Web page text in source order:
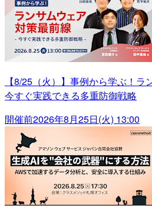
【8/25（火）】事例から学ぶ！
今すぐ実践できる多重防御戦略
開催前2026年8月25日(火) 13:00